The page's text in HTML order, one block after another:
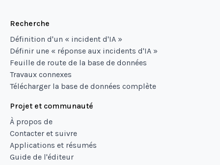
Recherche
Définition d'un « incident d'IA »
Définir une « réponse aux incidents d'IA »
Feuille de route de la base de données
Travaux connexes
Télécharger la base de données complète
Projet et communauté
À propos de
Contacter et suivre
Applications et résumés
Guide de l'éditeur